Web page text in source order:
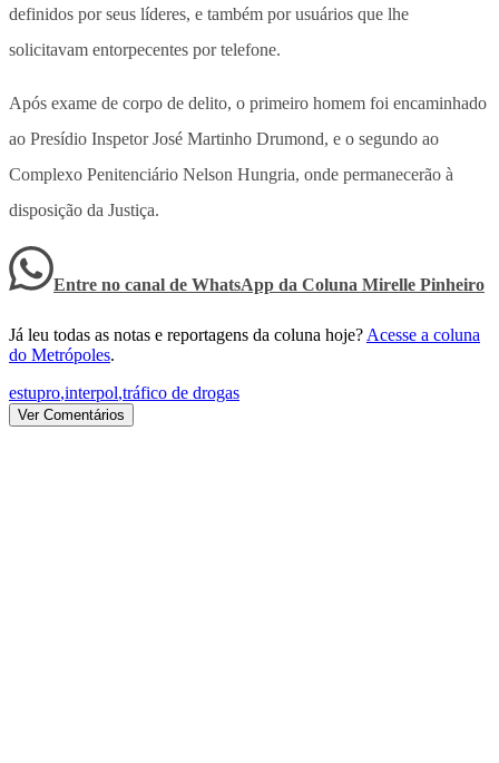
definidos por seus líderes, e também por usuários que lhe
solicitavam entorpecentes por telefone.
Após exame de corpo de delito, o primeiro homem foi encaminhado
ao Presídio Inspetor José Martinho Drumond, e o segundo ao
Complexo Penitenciário Nelson Hungria, onde permanecerão à
disposição da Justiça.
Entre no canal de WhatsApp da Coluna Mirelle Pinheiro
Já leu todas as notas e reportagens da coluna hoje? Acesse a coluna
do Metrópoles.
estupro,interpol,tráfico de drogas
Ver Comentários